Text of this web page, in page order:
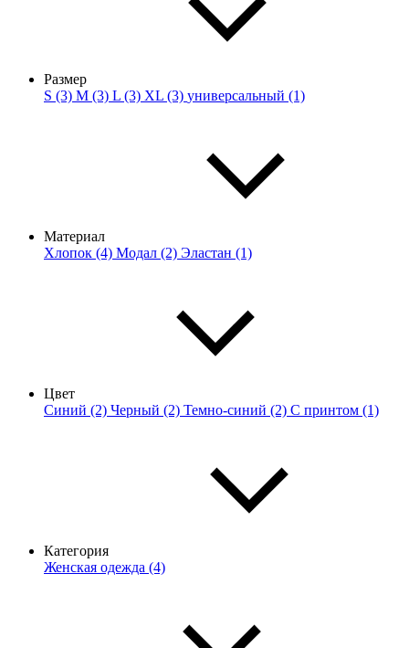
Размер
S (3) M (3) L (3) XL (3) универсальный (1)
Материал
Хлопок (4) Модал (2) Эластан (1)
Цвет
Синий (2) Черный (2) Темно-синий (2) С принтом (1)
Категория
Женская одежда (4)